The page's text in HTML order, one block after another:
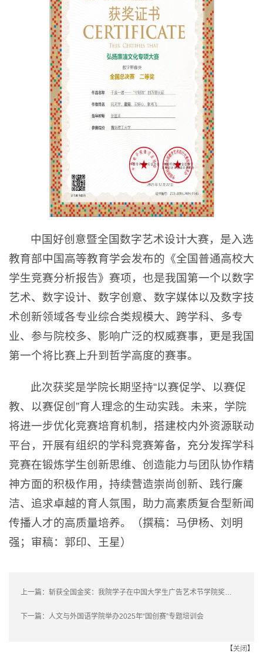
中国好创意暨全国数字艺术设计大赛，是入选
教育部中国高等教育学会发布的《全国普通高校大
学生竞赛分析报告》赛项，也是我国第一个以数字
艺术、数字设计、数字创意、数字媒体以及数字技
术创新领域各专业综合类规模大、跨学科、多专
业、参与院校多、影响广泛的权威赛事，更是我国
第一个将比赛上升到哲学高度的赛事。
此次获奖是学院长期坚持“以赛促学、以赛促
教、以赛促创”育人理念的生动实践。未来，学院
将进一步优化竞赛培育机制，搭建校内外资源联动
平台，开展有组织的学科竞赛筹备，充分发挥学科
竞赛在锻炼学生创新思维、创造能力与团队协作精
神方面的积极作用，持续营造崇尚创新、践行廉
洁、追求卓越的育人氛围，助力高素质复合型新闻
传播人才的高质量培养。（撰稿：马伊杨、刘明
强；审稿：郭印、王星）
上一篇：
下一篇： 人文与外国语学院举办2025年“国创赛”专题培训会
【关闭 】